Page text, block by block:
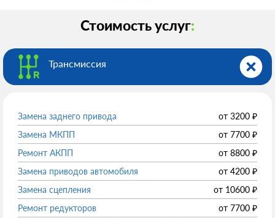
Стоимость услуг:
Трансмиссия
Замена заднего привода от 3200 ₽
Замена МКПП
от 7700 ₽
Ремонт АКПП
от 8800 ₽
Замена приводов автомобиля
от 4200 ₽
Замена сцепления
от 10600 ₽
Ремонт редукторов
от 7700 ₽